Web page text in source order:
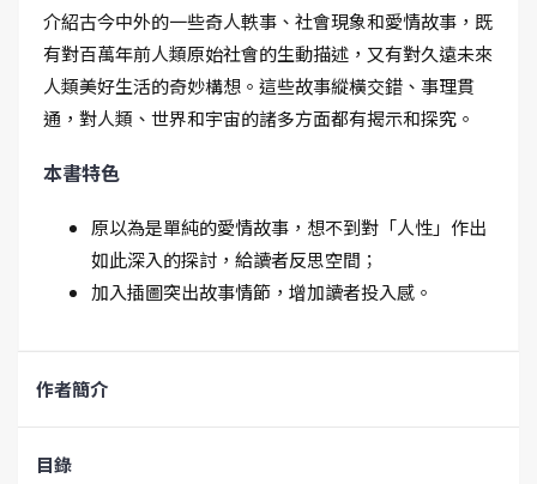
介紹古今中外的一些奇人軼事、社會現象和愛情故事，既
有對百萬年前人類原始社會的生動描述，又有對久遠未來
人類美好生活的奇妙構想。這些故事縱橫交錯、事理貫
通，對人類、世界和宇宙的諸多方面都有揭示和探究。
本書特色
原以為是單純的愛情故事，想不到對「人性」作出
如此深入的探討，給讀者反思空間；
加入插圖突出故事情節，增加讀者投入感。
作者簡介
目錄